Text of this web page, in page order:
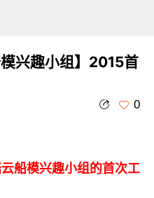
模兴趣小组】2015首
0
船模兴趣小组的首次工